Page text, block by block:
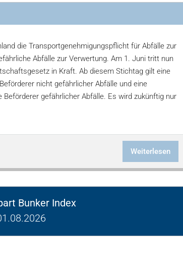
die Transportgenehmigungspflicht für Abfälle zur
Abfälle zur Verwertung. Am 1. Juni tritt nun
in Kraft. Ab diesem Stichtag gilt eine
nicht gefährlicher Abfälle und eine
Beförderer gefährlicher Abfälle. Es wird zukünftig nur
Weiterlesen
Bunker Index